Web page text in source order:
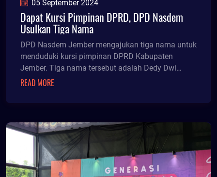
05 September 2024
Dapat Kursi Pimpinan DPRD, DPD Nasdem
Usulkan Tiga Nama
DPD Nasdem Jember mengajukan tiga nama untuk
menduduki kursi pimpinan DPRD Kabupaten
Jember. Tiga nama tersebut adalah Dedy Dwi
Setiawan, David Handoko Seto, dan Kristian Andi
READ MORE